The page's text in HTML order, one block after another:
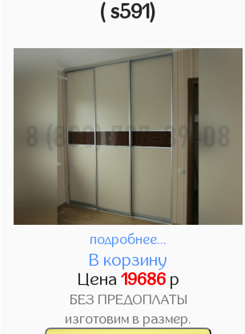
( s591)
подробнее...
В корзину
Цена 19686р
БЕЗ ПРЕДОПЛАТЫ
изготовим в размер.